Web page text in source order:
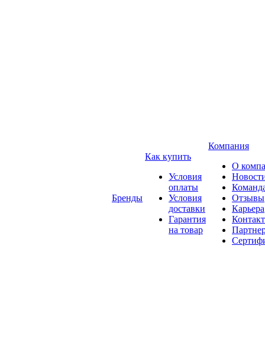
Бренды
Как купить
Условия
оплаты
Условия
доставки
Гарантия
на товар
Компания
О
Отзывы
Карьера